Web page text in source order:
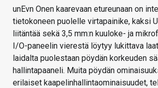
unEvn Onen kaarevaan etureunaan on
tietokoneen puolelle virtapainike, kaksi
liitäntää sekä 3,5 mm:n kuuloke- ja
I/O-paneelin vierestä löytyy lukittava
laidalta puolestaan pöydän korkeuden
hallintapaaneli. Muita pöydän
erilaiset kaapelinhallintaominaisuudet,